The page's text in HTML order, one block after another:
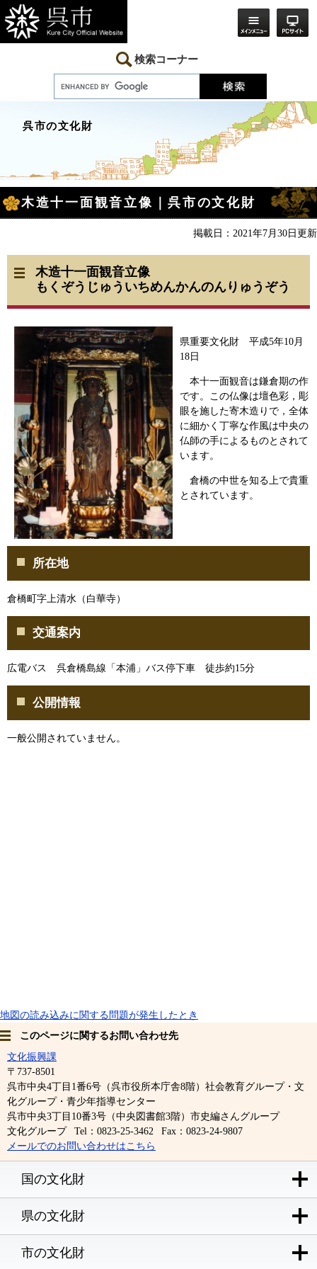
ー
ジ
の
ニ
ュ
ー
検索コーナー
呉市の文化財
文
木造十一面観音立像｜呉市の文化財
掲載日：2021年7月30日更新
木造十一面観音立像
もくぞうじゅういちめんかんのんりゅうぞう
県重要文化財 平成5年10月
18日
本十一面観音は鎌倉期の作
です。この仏像は壇色彩，彫
眼を施した寄木造りで，全体
に細かく丁寧な作風は中央の
仏師の手によるものとされて
います。
倉橋の中世を知る上で貴重
とされています。
所在地
倉橋町字上清水（白華寺）
交通案内
広電バス 呉倉橋島線「本浦」バス停下車 徒歩約15分
公開情報
一般公開されていません。
地図の読み込みに関する問題が発生したとき
このページに関するお問い合わせ先
文化振興課
〒737-8501
呉市中央4丁目1番6号（呉市役所本庁舎8階）社会教育グループ・文
化グループ・青少年指導センター
呉市中央3丁目10番3号（中央図書館3階）市史編さんグループ
文化グループ
Tel：0823-25-3462
Fax：0823-24-9807
メールでのお問い合わせはこちら
国の文化財
県の文化財
市の文化財